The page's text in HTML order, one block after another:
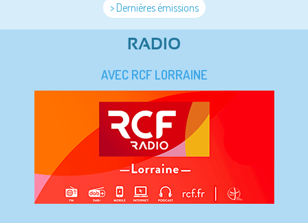
> Dernières émissions
RADIO
AVEC RCF LORRAINE